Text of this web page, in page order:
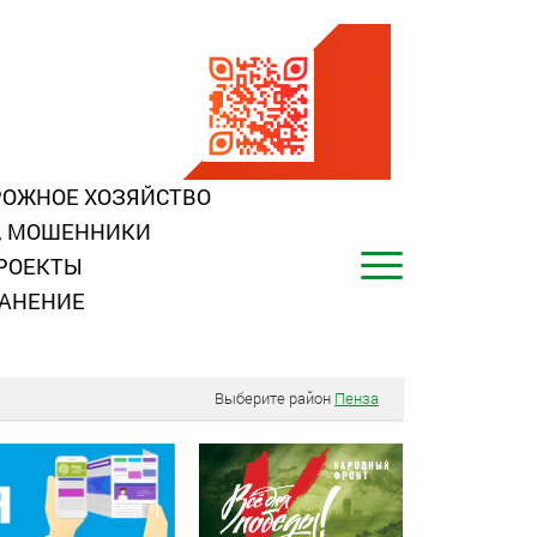
ХОЗЯЙСТВО
МОШЕННИКИ
Выберите район Пенза